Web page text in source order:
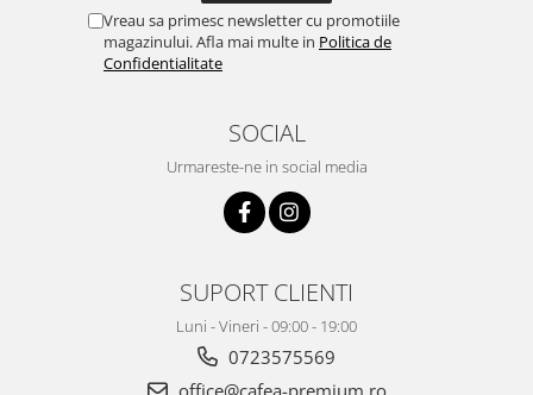
Vreau sa primesc newsletter cu promotiile
magazinului. Afla mai multe in Politica de
Confidentialitate
SOCIAL
Urmareste-ne in social media
SUPORT CLIENTI
Luni - Vineri - 09:00 - 19:00
0723575569